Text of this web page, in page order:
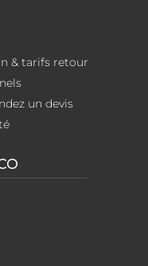
& tarifs retour
un devis